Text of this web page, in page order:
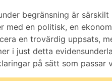
begränsning är
med en politisk, en
en trovärdig uppsats,
i just detta
på sätt som passar